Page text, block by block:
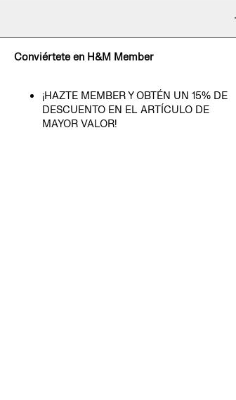
Conviértete en H&M Member
¡HAZTE MEMBER Y OBTÉN UN 15% DE
DESCUENTO EN EL ARTÍCULO DE
MAYOR VALOR!